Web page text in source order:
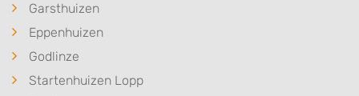
Garsthuizen
Eppenhuizen
Godlinze
Startenhuizen Lopp